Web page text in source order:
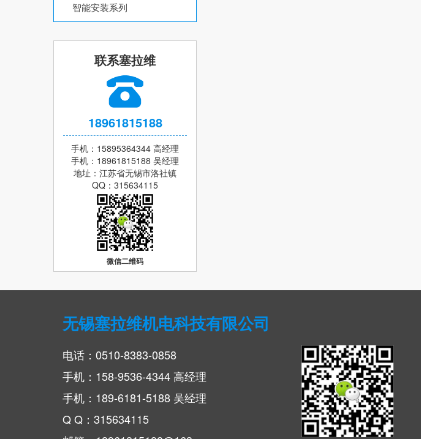
智能安装系列
联系塞拉维
18961815188
手机：15895364344 高经理
手机：18961815188 吴经理
地址：江苏省无锡市洛社镇
QQ：315634115
微信二维码
无锡塞拉维机电科技有限公司
电话：0510-8383-0858
手机：158-9536-4344 高经理
手机：189-6181-5188 吴经理
Q Q：315634115